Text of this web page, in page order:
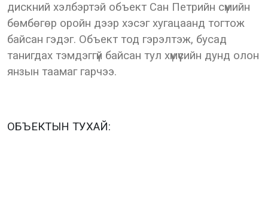
дискний хэлбэртэй объект Сан Петрийн сүмийн
бөмбөгөр оройн дээр хэсэг хугацаанд тогтож
байсан гэдэг. Объект тод гэрэлтэж, бусад
танигдах тэмдэггүй байсан тул хүмүүсийн дунд олон
янзын таамаг гарчээ.
ОБЪЕКТЫН ТУХАЙ: